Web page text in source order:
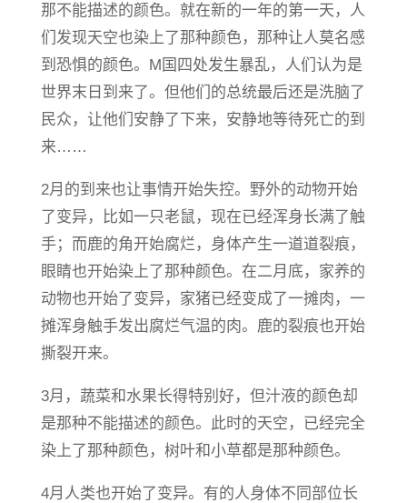
那不能描述的颜色。就在新的一年的第一天，人
们发现天空也染上了那种颜色，那种让人莫名感
到恐惧的颜色。M国四处发生暴乱，人们认为是
世界末日到来了。但他们的总统最后还是洗脑了
民众，让他们安静了下来，安静地等待死亡的到
来……
2月的到来也让事情开始失控。野外的动物开始
了变异，比如一只老鼠，现在已经浑身长满了触
手；而鹿的角开始腐烂，身体产生一道道裂痕，
眼睛也开始染上了那种颜色。在二月底，家养的
动物也开始了变异，家猪已经变成了一摊肉，一
摊浑身触手发出腐烂气温的肉。鹿的裂痕也开始
撕裂开来。
3月，蔬菜和水果长得特别好，但汁液的颜色却
是那种不能描述的颜色。此时的天空，已经完全
染上了那种颜色，树叶和小草都是那种颜色。
4月人类也开始了变异。有的人身体不同部位长